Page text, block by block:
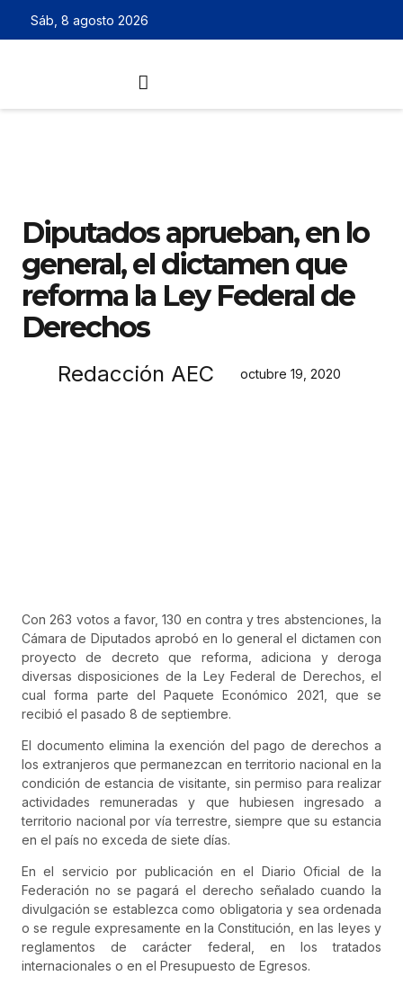
Sáb, 8 agosto 2026
Diputados aprueban, en lo
general, el dictamen que
reforma la Ley Federal de
Derechos
Redacción AEC octubre 19, 2020
Con 263 votos a favor, 130 en contra y tres abstenciones, la
Cámara de Diputados aprobó en lo general el dictamen con
proyecto de decreto que reforma, adiciona y deroga
diversas disposiciones de la Ley Federal de Derechos, el
cual forma parte del Paquete Económico 2021, que se
recibió el pasado 8 de septiembre.
El documento elimina la exención del pago de derechos a
los extranjeros que permanezcan en territorio nacional en la
condición de estancia de visitante, sin permiso para realizar
actividades remuneradas y que hubiesen ingresado a
territorio nacional por vía terrestre, siempre que su estancia
en el país no exceda de siete días.
En el servicio por publicación en el Diario Oficial de la
Federación no se pagará el derecho señalado cuando la
divulgación se establezca como obligatoria y sea ordenada
o se regule expresamente en la Constitución, en las leyes y
reglamentos de carácter federal, en los tratados
internacionales o en el Presupuesto de Egresos.